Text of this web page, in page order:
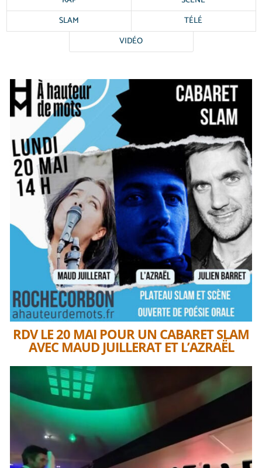
SLAM
TÉLÉ
VIDÉO
RDV LE 20 MAI POUR UN CABARET SLAM
AVEC MAUD JUILLERAT ET L’AZRAËL